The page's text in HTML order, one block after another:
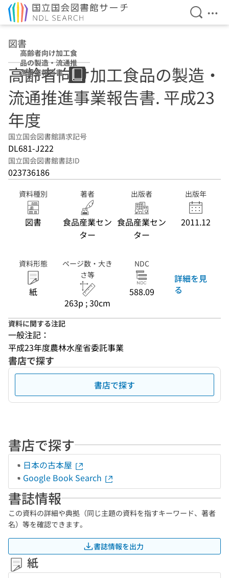
検索を
メ
図書
高齢者向け加工食
品の製造・流通推
進事業報告書 平
成23年度
高齢者向け加工食品の製造・
流通推進事業報告書. 平成23
年度
国立国会図書館請求記号
DL681-J222
国立国会図書館書誌ID
023736186
資料種別
図書
著者
食品産業セン
ター
出版者
食品産業セン
ター
出版年
2011.12
資料形態
紙
ページ数・大き
さ等
263p ; 30cm
NDC
588.09
詳細を見
る
資料に関する注記
一般注記：
平成23年度農林水産省委託事業
書店で探す
書店で探す
書店で探す
日本の古本屋
Google Book Search
書誌情報
この資料の詳細や典拠（同じ主題の資料を指すキーワード、著者
名）等を確認できます。
書誌情報を出力
紙